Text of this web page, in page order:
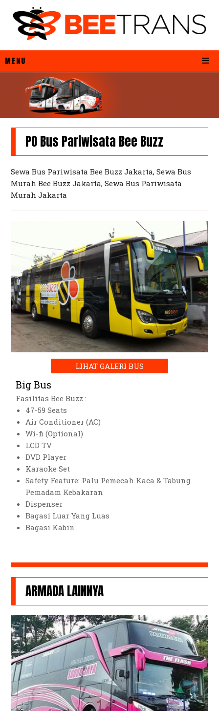
MENU
PO Bus Pariwisata Bee Buzz
Sewa Bus Pariwisata Bee Buzz Jakarta, Sewa Bus
Murah Bee Buzz Jakarta, Sewa Bus Pariwisata
Murah Jakarta
LIHAT GALERI BUS
Big Bus
Fasilitas Bee Buzz :
47-59 Seats
Air Conditioner (AC)
Wi-fi (Optional)
LCD TV
DVD Player
Karaoke Set
Safety Feature: Palu Pemecah Kaca & Tabung
Pemadam Kebakaran
Dispenser
Bagasi Luar Yang Luas
Bagasi Kabin
ARMADA LAINNYA